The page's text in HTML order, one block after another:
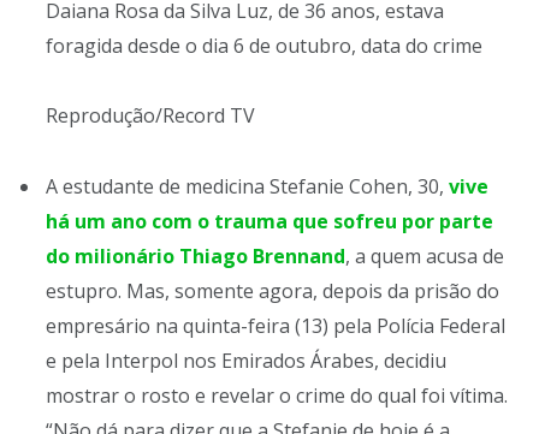
Daiana Rosa da Silva Luz, de 36 anos, estava
foragida desde o dia 6 de outubro, data do crime
Reprodução/Record TV
A estudante de medicina Stefanie Cohen, 30, vive
há um ano com o trauma que sofreu por parte
do milionário Thiago Brennand, a quem acusa de
estupro. Mas, somente agora, depois da prisão do
empresário na quinta-feira (13) pela Polícia Federal
e pela Interpol nos Emirados Árabes, decidiu
mostrar o rosto e revelar o crime do qual foi vítima.